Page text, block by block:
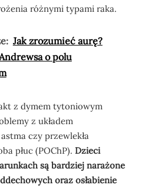
różnymi typami raka.
Jak zrozumieć aurę?
o polu
z dymem tytoniowym
z układem
czy przewlekła
płuc (POChP). Dzieci
są bardziej narażone
oraz osłabienie